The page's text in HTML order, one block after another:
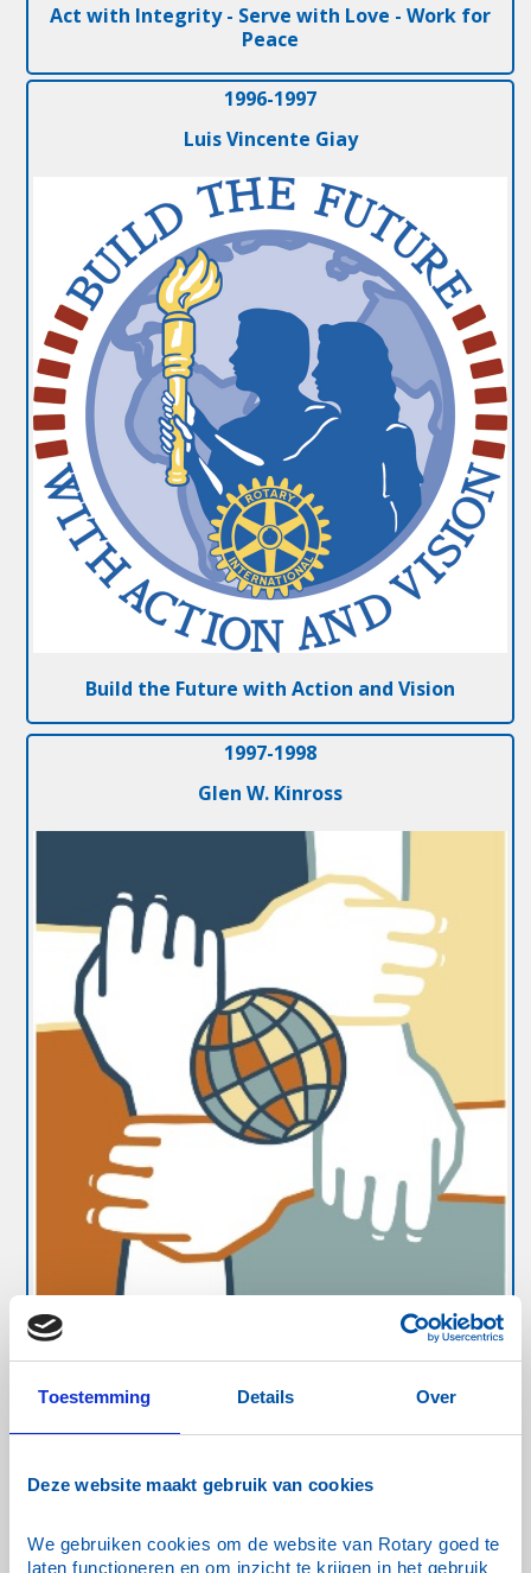
Toestemming Details Over
Deze website maakt gebruik van cookies
We gebruiken cookies om de website van Rotary goed te
laten functioneren en om inzicht te krijgen in het gebruik
Act with Integrity - Serve with Love - Work for
Peace
1996-1997
Luis Vincente Giay
Build the Future with Action and Vision
1997-1998
Glen W. Kinross
Show Rotary Cares